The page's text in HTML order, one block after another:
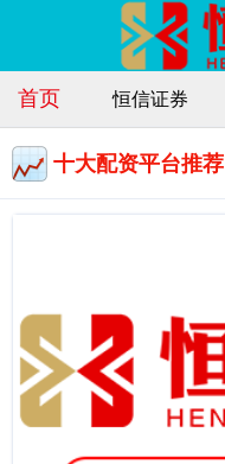
首页 恒信证券
十大配资平台推荐